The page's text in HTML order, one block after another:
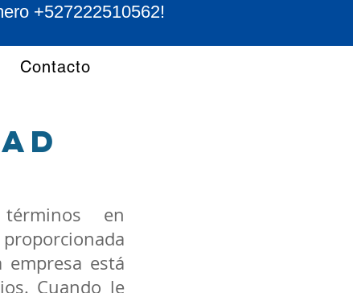
+527222510562!
Contacto
en
está
Cuando le